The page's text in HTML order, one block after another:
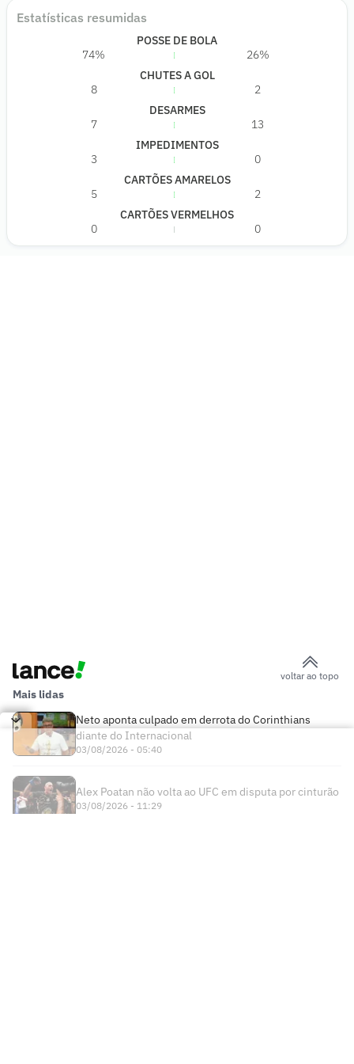
Estatísticas resumidas
POSSE DE BOLA
74%
26%
CHUTES A GOL
8
2
DESARMES
7
13
IMPEDIMENTOS
3
0
CARTÕES AMARELOS
5
2
CARTÕES VERMELHOS
0
0
voltar ao topo
Mais lidas
Neto aponta culpado em derrota do Corinthians
diante do Internacional
03/08/2026 - 05:40
Alex Poatan não volta ao UFC em disputa por cinturão
03/08/2026 - 11:29